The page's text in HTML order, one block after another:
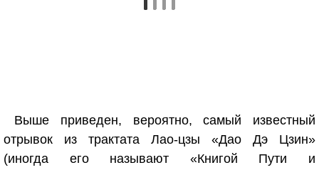
Выше приведен, вероятно, самый известный
отрывок из трактата Лао-цзы «Дао Дэ Цзин»
(иногда его называют «Книгой Пути и